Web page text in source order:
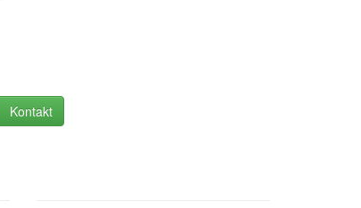
Kontakt